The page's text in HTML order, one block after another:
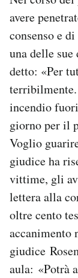
avere
consenso e
una delle
detto: «Per
incendio
giorno per il
Voglio
giudice ha
vittime, gli
lettera alla
oltre cento
accanimento
giudice
aula: «Potrà